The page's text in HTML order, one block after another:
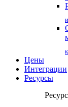
Цены
Интеграции
Ресурсы